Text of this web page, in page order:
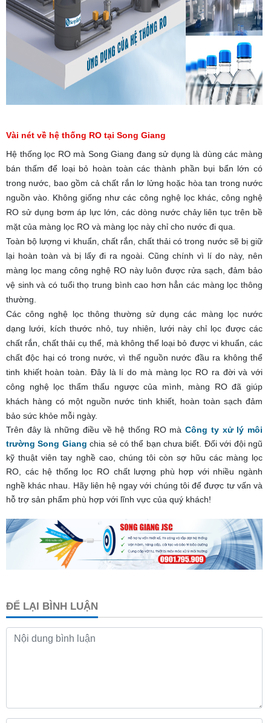
Vài nét về hệ thống RO tại Song Giang
Hệ thống lọc RO mà Song Giang đang sử dụng là dùng các màng
bán thấm để loại bỏ hoàn toàn các thành phần bụi bẩn lớn có
trong nước, bao gồm cả chất rắn lơ lửng hoặc hòa tan trong nước
nguồn vào. Không giống như các công nghệ lọc khác, công nghệ
RO sử dụng bơm áp lực lớn, các dòng nước chảy liên tục trên bề
mặt của màng lọc RO và màng lọc này chỉ cho nước đi qua.
Toàn bộ lượng vi khuẩn, chất rắn, chất thải có trong nước sẽ bị giữ
lại hoàn toàn và bị lấy đi ra ngoài. Cũng chính vì lí do này, nên
màng lọc mang công nghệ RO này luôn được rửa sạch, đảm bảo
vệ sinh và có tuổi thọ trung bình cao hơn hẳn các màng lọc thông
thường.
Các công nghệ lọc thông thường sử dụng các màng lọc nước
dạng lưới, kích thước nhỏ, tuy nhiên, lưới này chỉ lọc được các
chất rắn, chất thải cụ thể, mà không thể loại bỏ được vi khuẩn, các
chất độc hại có trong nước, vì thế nguồn nước đầu ra không thể
tinh khiết hoàn toàn. Đây là lí do mà màng lọc RO ra đời và với
công nghệ lọc thẩm thấu ngược của mình, màng RO đã giúp
khách hàng có một nguồn nước tinh khiết, hoàn toàn sạch đảm
bảo sức khỏe mỗi ngày.
Trên đây là những điều về hệ thống RO màCông ty xử lý môi
trường Song Giang chia sẻ có thể bạn chưa biết. Đối với đội ngũ
kỹ thuật viên tay nghề cao, chúng tôi còn sợ hữu các màng lọc
RO, các hệ thống lọc RO chất lượng phù hợp với nhiều ngành
nghề khác nhau. Hãy liên hệ ngay với chúng tôi để được tư vấn và
hỗ trợ sản phẩm phù hợp với lĩnh vực của quý khách!
ĐỂ LẠI BÌNH LUẬN